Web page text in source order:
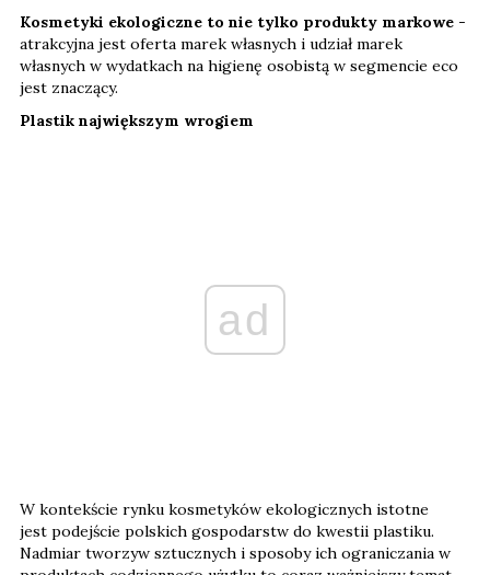
Kosmetyki ekologiczne to nie tylko produkty markowe -
atrakcyjna jest oferta marek własnych i udział marek
własnych w wydatkach na higienę osobistą w segmencie eco
jest znaczący.
Plastik największym wrogiem
ad
W kontekście rynku kosmetyków ekologicznych istotne
jest podejście polskich gospodarstw do kwestii plastiku.
Nadmiar tworzyw sztucznych i sposoby ich ograniczania w